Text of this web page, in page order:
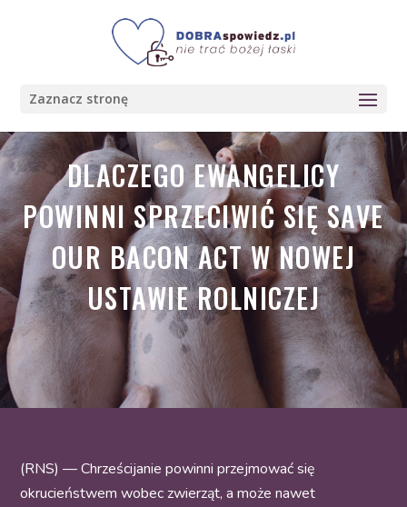
Zaznacz stronę
DLACZEGO EWANGELICY
POWINNI SPRZECIWIĆ SIĘ SAVE
OUR BACON ACT W NOWEJ
USTAWIE ROLNICZEJ
(RNS) — Chrześcijanie powinni przejmować się
okrucieństwem wobec zwierząt, a może nawet